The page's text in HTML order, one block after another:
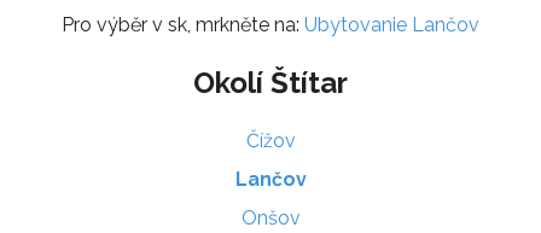
Pro výběr v sk, mrkněte na: Ubytovanie Lančov
Okolí Štítar
Čížov
Lančov
Onšov